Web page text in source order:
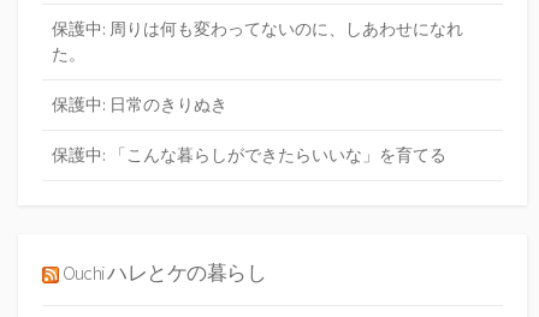
保護中: 周りは何も変わってないのに、しあわせになれ
た。
保護中: 日常のきりぬき
保護中: 「こんな暮らしができたらいいな」を育てる
Ouchi ハレとケの暮らし